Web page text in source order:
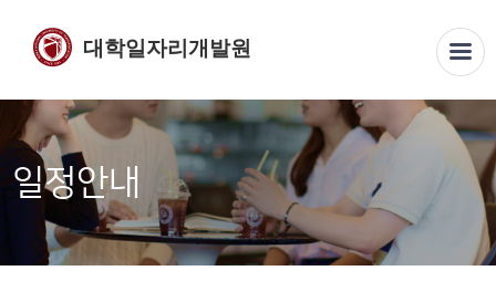
대학일자리개발원
일정안내